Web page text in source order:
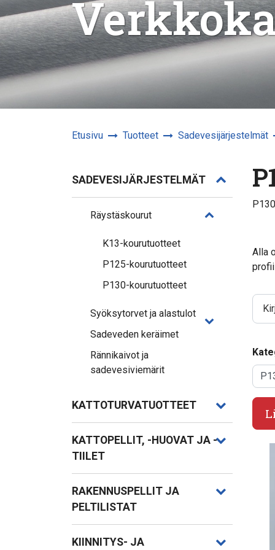
Etusivu Tuotteet Sadevesijärjestelmät
SADEVESIJÄRJESTELMÄT
Räystäskourut
K13-kourutuotteet
P125-kourutuotteet
P130-kourutuotteet
Syöksytorvet ja alastulot
Sadeveden keräimet
Rännikaivot ja
sadevesiviemärit
KATTOTURVATUOTTEET
KATTOPELLIT, -HUOVAT JA -
TIILET
RAKENNUSPELLIT JA
PELTILISTAT
KIINNITYS- JA
Alla